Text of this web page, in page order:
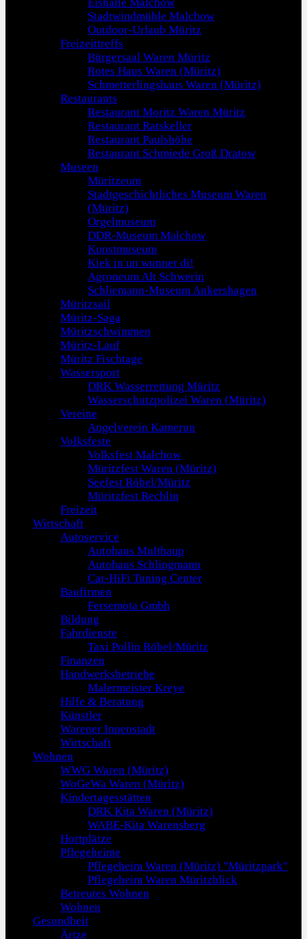
Stadtwindmühle Malchow
Outdoor-Urlaub Müritz
Freizeittreffs
Bürgersaal Waren Müritz
Rotes Haus Waren (Müritz)
Schmetterlingshaus Waren (Müritz)
Restaurants
Restaurant Moritz Waren Müritz
Restaurant Ratskeller
Restaurant Paulshöhe
Restaurant Schmiede Groß Dratow
Museen
Müritzeum
Stadtgeschichtliches Museum Waren
(Müritz)
Orgelmuseum
DDR-Museum Malchow
Kunstmuseum
Kiek in un wunner di!
Agroneum Alt Schwerin
Schliemann-Museum Ankershagen
Müritzsail
Müritz-Saga
Müritzschwimmen
Müritz-Lauf
Müritz Fischtage
Wassersport
DRK Wasserrettung Müritz
Wasserschutzpolizei Waren (Müritz)
Vereine
Angelverein Kamerun
Volksfeste
Volksfest Malchow
Müritzfest Waren (Müritz)
Seefest Röbel/Müritz
Müritzfest Rechlin
Freizeit
Wirtschaft
Autoservice
Autohaus Multhaup
Autohaus Schlingmann
Car-HiFi Tuning Center
Baufirmen
Fersemota Gmbh
Bildung
Fahrdienste
Taxi Pollin Röbel/Müritz
Finanzen
Handwerksbetriebe
Malermeister Kreye
Hilfe & Beratung
Künstler
Warener Innenstadt
Wirtschaft
Wohnen
WWG Waren (Müritz)
WoGeWa Waren (Müritz)
Kindertagesstätten
DRK Kita Waren (Müritz)
WABE-Kita Warensberg
Hortplätze
Pflegeheime
Pflegeheim Waren (Müritz) "Müritzpark"
Pflegeheim Waren Müritzblick
Betreutes Wohnen
Wohnen
Gesundheit
Ärtze